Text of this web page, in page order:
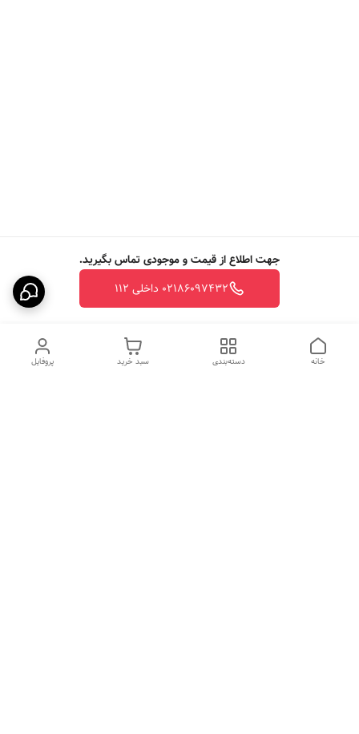
جهت اطلاع از قیمت و موجودی تماس بگیرید.
02186097432 داخلی 112
پروفایل سبد خرید دسته‌بندی خانه